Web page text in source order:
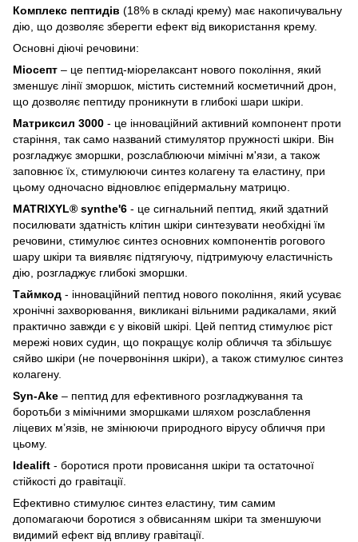
Комплекс пептидів (18% в складі крему) має накопичувальну
дію, що дозволяє зберегти ефект від використання крему.
Основні діючі речовини:
Міосепт – це пептид-міорелаксант нового покоління, який
зменшує лінії зморшок, містить системний косметичний дрон,
що дозволяє пептиду проникнути в глибокі шари шкіри.
Матриксил 3000 - це інноваційний активний компонент проти
старіння, так само названий стимулятор пружності шкіри. Він
розгладжує зморшки, розслаблюючи мімічні м'язи, а також
заповнює їх, стимулюючи синтез колагену та еластину, при
цьому одночасно відновлює епідермальну матрицю.
MATRIXYL® synthe'6 - це сигнальний пептид, який здатний
посилювати здатність клітин шкіри синтезувати необхідні їм
речовини, стимулює синтез основних компонентів рогового
шару шкіри та виявляє підтягуючу, підтримуючу еластичність
дію, розгладжує глибокі зморшки.
Таймкод - інноваційний пептид нового покоління, який усуває
хронічні захворювання, викликані вільними радикалами, який
практично завжди є у віковій шкірі. Цей пептид стимулює ріст
мережі нових судин, що покращує колір обличчя та збільшує
сяйво шкіри (не почервоніння шкіри), а також стимулює синтез
колагену.
Syn-Ake – пептид для ефективного розгладжування та
боротьби з мімічними зморшками шляхом розслаблення
ліцевих м’язів, не змінюючи природного вірусу обличчя при
цьому.
Idealift - боротися проти провисання шкіри та остаточної
стійкості до гравітації.
Ефективно стимулює синтез еластину, тим самим
допомагаючи боротися з обвисанням шкіри та зменшуючи
видимий ефект від впливу гравітації.